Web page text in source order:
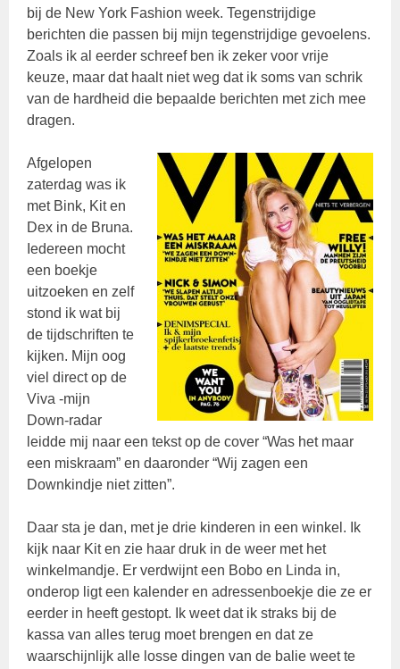
bij de New York Fashion week. Tegenstrijdige
berichten die passen bij mijn tegenstrijdige gevoelens.
Zoals ik al eerder schreef ben ik zeker voor vrije
keuze, maar dat haalt niet weg dat ik soms van schrik
van de hardheid die bepaalde berichten met zich mee
dragen.
Afgelopen
zaterdag was ik
met Bink, Kit en
Dex in de Bruna.
Iedereen mocht
een boekje
uitzoeken en zelf
stond ik wat bij
de tijdschriften te
kijken. Mijn oog
viel direct op de
Viva -mijn
Down-radar
leidde mij naar een tekst op de cover “Was het maar
een miskraam” en daaronder “Wij zagen een
Downkindje niet zitten”.
Daar sta je dan, met je drie kinderen in een winkel. Ik
kijk naar Kit en zie haar druk in de weer met het
winkelmandje. Er verdwijnt een Bobo en Linda in,
onderop ligt een kalender en adressenboekje die ze er
eerder in heeft gestopt. Ik weet dat ik straks bij de
kassa van alles terug moet brengen en dat ze
waarschijnlijk alle losse dingen van de balie weet te